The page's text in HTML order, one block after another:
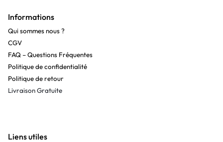
Informations
Qui sommes nous ?
CGV
FAQ – Questions Fréquentes
Politique de confidentialité
Politique de retour
Livraison Gratuite
Liens utiles